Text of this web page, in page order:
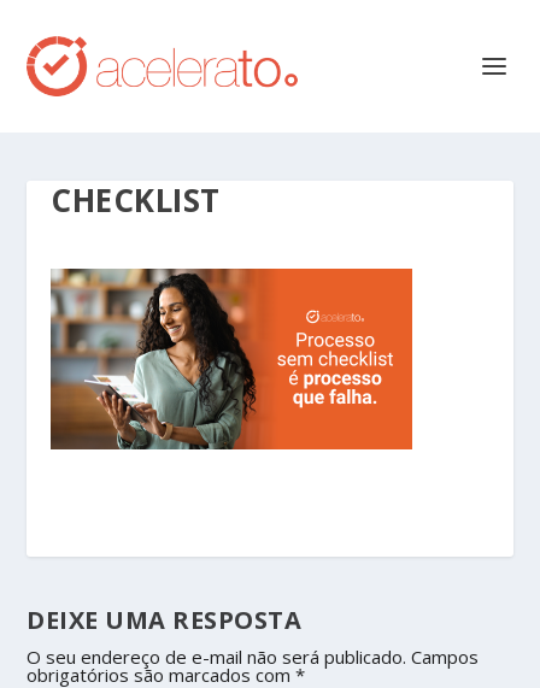
CHECKLIST
DEIXE UMA RESPOSTA
O seu endereço de e-mail não será publicado. Campos
obrigatórios são marcados com*